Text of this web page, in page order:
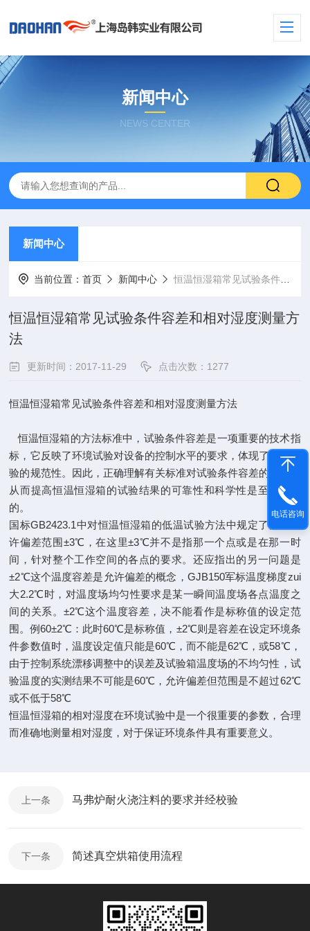
新闻中心
NEWS CENTER
新闻中心
当前位置：首页 新闻中心 恒温恒湿箱常见试验条件容差和相对湿度测量方法
恒温恒湿箱常见试验条件容差和相对湿度测量方
法
更新时间：2017-11-29 点击次数：1277
恒温恒湿箱常见试验条件容差和相对湿度测量方法
恒温恒湿箱的方法标准中，试验条件容差是一项重要的技术指
标，它反映了环境试验对设备的控制水平的要求，体现了环境试
验的规范性。因此，正确理解有关标准对试验条件容差的规定，
从而提高恒温恒湿箱的试验结果的可靠性和科学性是至头重要
的。
国标GB2423.1中对恒温恒湿箱的低温试验方法中规定了温度允
许偏差范围±3℃，在这里±3℃并不是指那一个点或是在那一时
间，针对整个工作空间的各点的要求。还应指出的另一问题是
±2℃这个温度容差是允许偏差的概念，GJB150军标温度梯度zui
大2.2℃时，对温度场均匀性要求是某一瞬间温度场各点温度之
间的关系。±2℃这个温度容差，决不能看作是标称值的设定范
围。例60±2℃：此时60℃是标称值，±2℃则是容差在设定环境条
件参数值时，温度设定值只能是60℃，而不能是62℃，或58℃，
由于控制系统漂移调整中的误差及试验箱温度场的不均匀性，试
验温度的实测结果不可能是60℃，允许偏差但范围是不超过62℃
或不低于58℃
恒温恒湿箱的相对湿度在环境试验中是一个很重要的参数，合理
而准确地测量相对湿度，对于保证环境条件具有重要意义。
上一条 马弗炉耐火浇注料的要求并经校验
下一条 简述真空烘箱使用流程
电话咨询